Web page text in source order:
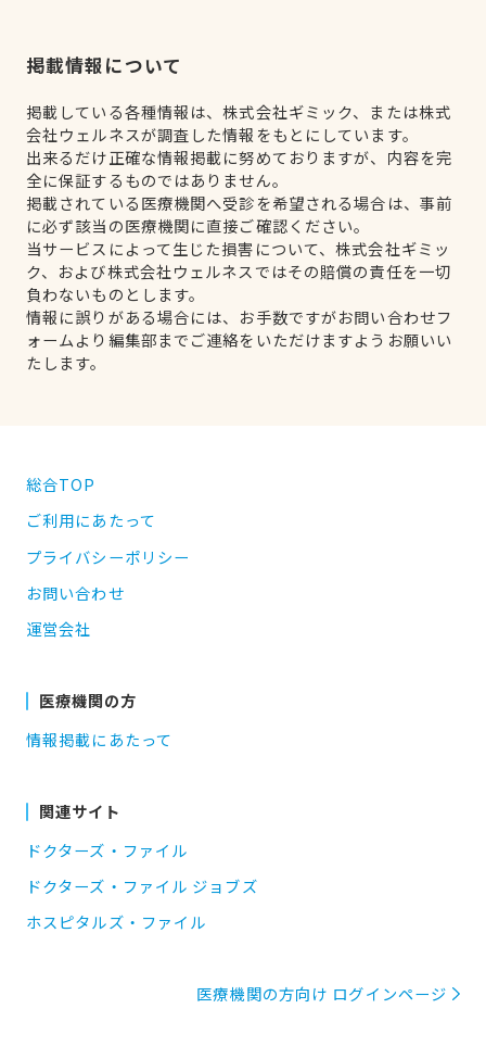
掲載情報について
掲載している各種情報は、株式会社ギミック、または株式
会社ウェルネスが調査した情報をもとにしています。
出来るだけ正確な情報掲載に努めておりますが、内容を完
全に保証するものではありません。
掲載されている医療機関へ受診を希望される場合は、事前
に必ず該当の医療機関に直接ご確認ください。
当サービスによって生じた損害について、株式会社ギミッ
ク、および株式会社ウェルネスではその賠償の責任を一切
負わないものとします。
情報に誤りがある場合には、お手数ですがお問い合わせフ
ォームより編集部までご連絡をいただけますようお願いい
たします。
総合TOP
ご利用にあたって
プライバシーポリシー
お問い合わせ
運営会社
医療機関の方
情報掲載にあたって
関連サイト
ドクターズ・ファイル
ドクターズ・ファイル ジョブズ
ホスピタルズ・ファイル
医療機関の方向け ログインページ